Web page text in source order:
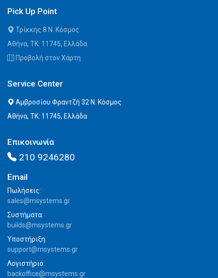
Pick Up Point
Τρίκκης 8 Ν. Κόσμος
Αθήνα, ΤΚ: 11745, Ελλάδα
Προβολή στον Χάρτη
Service Center
Αμβροσίου Φραντζή 32 Ν. Κόσμος
Αθήνα, ΤΚ: 11745, Ελλάδα
Επικοινωνία
210 9246280
Email
Πωλήσεις:
sales@msystems.gr
Συστήματα:
builds@msystems.gr
Υποστήριξη:
support@msystems.gr
Λογιστήριο:
backoffice@msystems.gr